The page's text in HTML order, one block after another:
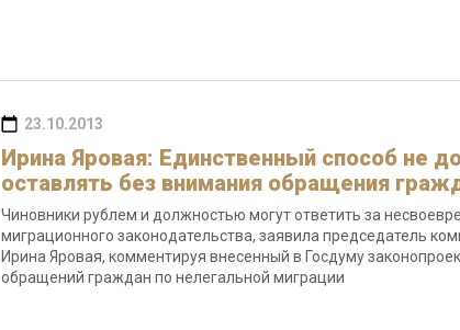
23.10.2013
Ирина Яровая: Единственный способ не
оставлять без внимания обращения
Чиновники рублем и должностью могут ответить за
миграционного законодательства, заявила председатель
Ирина Яровая, комментируя внесенный в Госдуму
обращений граждан по нелегальной миграции